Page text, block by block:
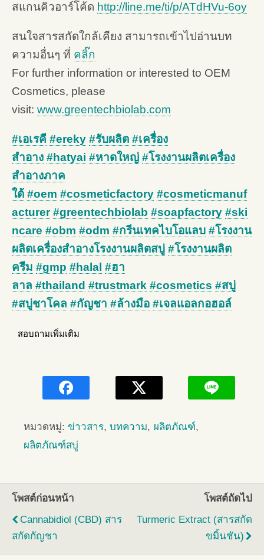
สแกนคิวอาร์โค้ด http://line.me/ti/p/ATdHVu-6oy
สนใจสารสกัดใกล้เคียง สามารถเข้าไปอ่านบท
ความอื่นๆ ที่ คลิ๊ก
For further information or interested to OEM
Cosmetics, please
visit: www.greentechbiolab.com
#เอเรคี #ereky #รับผลิต #เครื่อง
สำอาง #hatyai #หาดใหญ่ #โรงงานผลิตเครื่อง
สำอางภาค
ใต้ #oem #cosmeticfactory #cosmeticmanuf
acturer #greentechbiolab #soapfactory #ski
ncare #obm #odm #กรีนเทคไบโอแลบ #โรงงาน
ผลิตเครื่องสำอางโรงงานผลิตสบู่ #โรงงานผลิต
ครีม #gmp #halal #ฮา
ลาล #thailand #trustmark #cosmetics #สบู่
#สบู่ชาโคล #กัญชา #ล้างมือ #เจลแอลกอฮอล์
สอบถามเพิ่มเติม
หมวดหมู่: ข่าวสาร, บทความ, ผลิตภัณฑ์,
ผลิตภัณฑ์สบู่
โพสต์ก่อนหน้า
Cannabidiol (CBD) สาร
สกัดกัญชา
โพสต์ถัดไป
Turmeric Extract (สารสกัด
ขมิ้นชัน)